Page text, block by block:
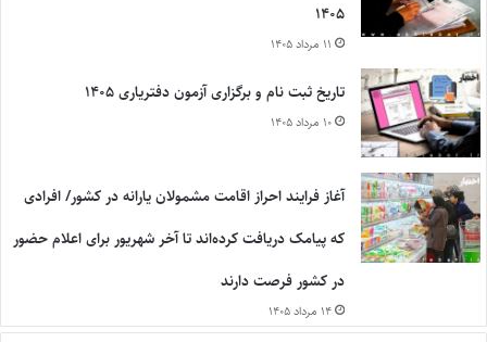
۱۴۰۵
۱۱ مرداد ۱۴۰۵
تاریخ ثبت نام و برگزاری آزمون دفتریاری ۱۴۰۵
۱۰ مرداد ۱۴۰۵
آغاز فرایند احراز اقامت مشمولان یارانه در کشور/ افرادی
که پیامک دریافت کرده‌اند تا آخر شهریور برای اعلام حضور
در کشور فرصت دارند
۱۴ مرداد ۱۴۰۵